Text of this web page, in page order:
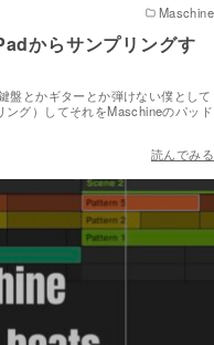
Maschine
からサンプリングす
盤とかギターとか弾けない僕として
グ）してそれをMaschineのパッド
読んでみる